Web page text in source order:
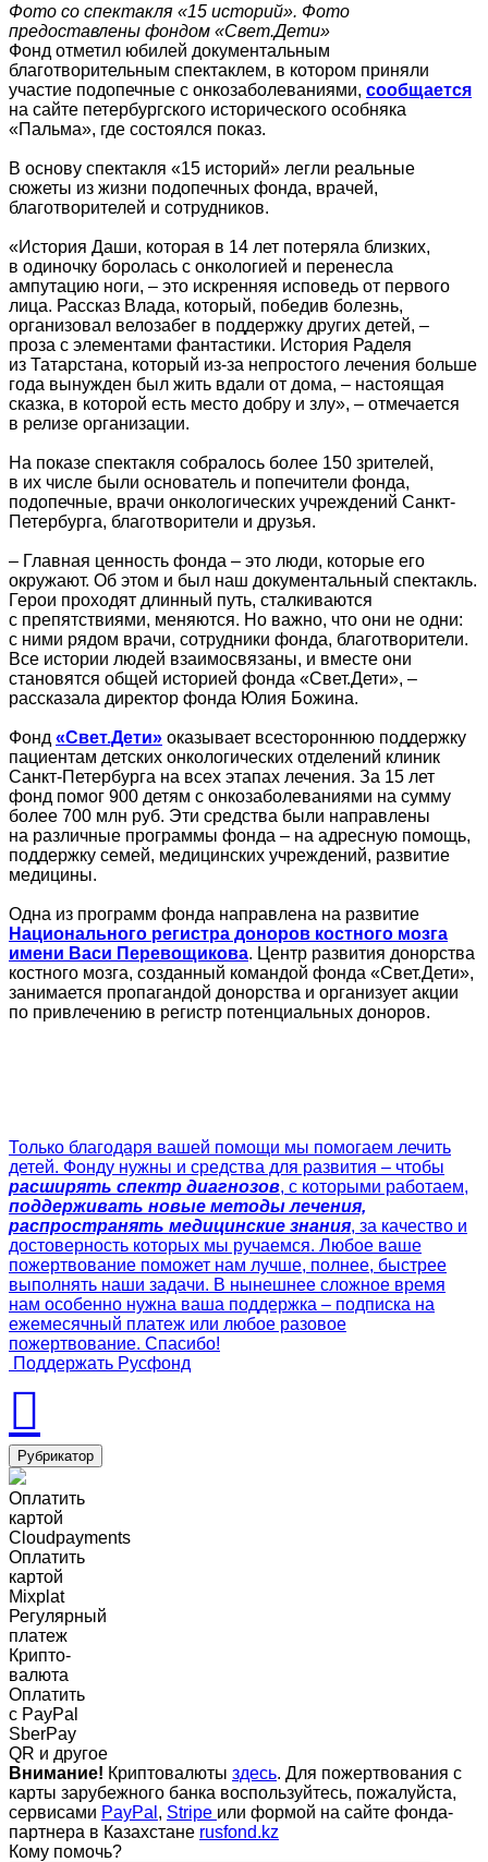
Фото со спектакля «15 историй». Фото
предоставлены фондом «Свет.Дети»
Фонд отметил юбилей документальным
благотворительным спектаклем, в котором приняли
участие подопечные с онкозаболеваниями, сообщается
на сайте петербургского исторического особняка
«Пальма», где состоялся показ.
В основу спектакля «15 историй» легли реальные
сюжеты из жизни подопечных фонда, врачей,
благотворителей и сотрудников.
«История Даши, которая в 14 лет потеряла близких,
в одиночку боролась с онкологией и перенесла
ампутацию ноги, – это искренняя исповедь от первого
лица. Рассказ Влада, который, победив болезнь,
организовал велозабег в поддержку других детей, –
проза с элементами фантастики. История Раделя
из Татарстана, который из-за непростого лечения больше
года вынужден был жить вдали от дома, – настоящая
сказка, в которой есть место добру и злу», – отмечается
в релизе организации.
На показе спектакля собралось более 150 зрителей,
в их числе были основатель и попечители фонда,
подопечные, врачи онкологических учреждений Санкт-
Петербурга, благотворители и друзья.
– Главная ценность фонда – это люди, которые его
окружают. Об этом и был наш документальный спектакль.
Герои проходят длинный путь, сталкиваются
с препятствиями, меняются. Но важно, что они не одни:
с ними рядом врачи, сотрудники фонда, благотворители.
Все истории людей взаимосвязаны, и вместе они
становятся общей историей фонда «Свет.Дети», –
рассказала директор фонда Юлия Божина.
Фонд «Свет.Дети» оказывает всестороннюю поддержку
пациентам детских онкологических отделений клиник
Санкт-Петербурга на всех этапах лечения. За 15 лет
фонд помог 900 детям с онкозаболеваниями на сумму
более 700 млн руб. Эти средства были направлены
на различные программы фонда – на адресную помощь,
поддержку семей, медицинских учреждений, развитие
медицины.
Одна из программ фонда направлена на развитие
Национального регистра доноров костного мозга
имени Васи Перевощикова. Центр развития донорства
костного мозга, созданный командой фонда «Свет.Дети»,
занимается пропагандой донорства и организует акции
по привлечению в регистр потенциальных доноров.
Только благодаря вашей помощи мы помогаем лечить
детей. Фонду нужны и средства для развития – чтобы
расширять спектр диагнозов, с которыми работаем,
поддерживать новые методы лечения,
распространять медицинские знания, за качество и
достоверность которых мы ручаемся. Любое ваше
пожертвование поможет нам лучше, полнее, быстрее
выполнять наши задачи. В нынешнее сложное время
нам особенно нужна ваша поддержка – подписка на
ежемесячный платеж или любое разовое
пожертвование. Спасибо!
Поддержать Русфонд
Рубрикатор
Оплатить
картой
Cloudpayments
Оплатить
картой
Mixplat
Регулярный
платеж
Крипто-
валюта
Оплатить
c PayPal
SberPay
QR и другое
Внимание! Криптовалюты здесь. Для пожертвования с
карты зарубежного банка воспользуйтесь, пожалуйста,
сервисами PayPal , Stripe или формой на сайте фонда-
партнера в Казахстане rusfond.kz
Кому помочь?